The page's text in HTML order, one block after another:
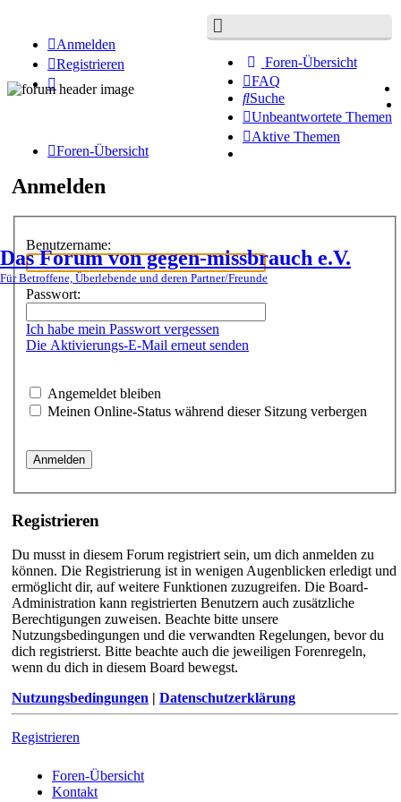
Foren-Übersicht
FAQ
Suche
Unbeantwortete Themen
Aktive Themen
Anmelden
Registrieren
Das Forum von gegen-missbrauch e.V.
Für Betroffene, Überlebende und deren Partner/Freunde
Foren-Übersicht
Anmelden
Benutzername:
Passwort:
Ich habe mein Passwort vergessen
Die Aktivierungs-E-Mail erneut senden
Angemeldet bleiben
Meinen Online-Status während dieser Sitzung verbergen
Registrieren
Du musst in diesem Forum registriert sein, um dich anmelden zu
können. Die Registrierung ist in wenigen Augenblicken erledigt und
ermöglicht dir, auf weitere Funktionen zuzugreifen. Die Board-
Administration kann registrierten Benutzern auch zusätzliche
Berechtigungen zuweisen. Beachte bitte unsere
Nutzungsbedingungen und die verwandten Regelungen, bevor du
dich registrierst. Bitte beachte auch die jeweiligen Forenregeln,
wenn du dich in diesem Board bewegst.
Nutzungsbedingungen
Datenschutzerklärung
Registrieren
Foren-Übersicht
Kontakt